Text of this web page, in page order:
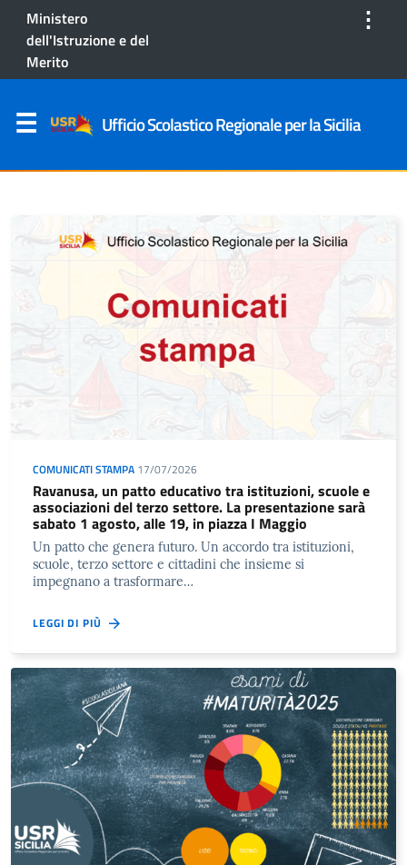
Ministero
dell'Istruzione e del
Merito
⋮
Ufficio Scolastico Regionale per la Sicilia
COMUNICATI STAMPA 17/07/2026
Ravanusa, un patto educativo tra istituzioni, scuole e
associazioni del terzo settore. La presentazione sarà
sabato 1 agosto, alle 19, in piazza I Maggio
Un patto che genera futuro. Un accordo tra istituzioni,
scuole, terzo settore e cittadini che insieme si
impegnano a trasformare…
LEGGI DI PIÙ